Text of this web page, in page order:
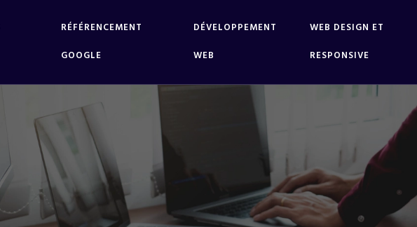
RÉFÉRENCEMENT
GOOGLE
DÉVELOPPEMENT
WEB
WEB DESIGN ET
RESPONSIVE